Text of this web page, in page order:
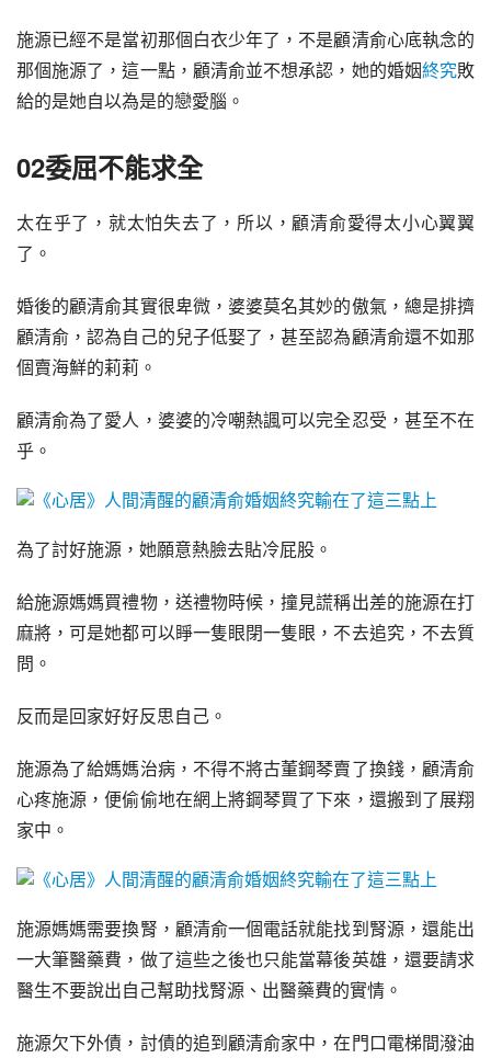
施源已經不是當初那個白衣少年了，不是顧清俞心底執念的
那個施源了，這一點，顧清俞並不想承認，她的婚姻終究敗
給的是她自以為是的戀愛腦。
02委屈不能求全
太在乎了，就太怕失去了，所以，顧清俞愛得太小心翼翼
了。
婚後的顧清俞其實很卑微，婆婆莫名其妙的傲氣，總是排擠
顧清俞，認為自己的兒子低娶了，甚至認為顧清俞還不如那
個賣海鮮的莉莉。
顧清俞為了愛人，婆婆的冷嘲熱諷可以完全忍受，甚至不在
乎。
為了討好施源，她願意熱臉去貼冷屁股。
給施源媽媽買禮物，送禮物時候，撞見謊稱出差的施源在打
麻將，可是她都可以睜一隻眼閉一隻眼，不去追究，不去質
問。
反而是回家好好反思自己。
施源為了給媽媽治病，不得不將古董鋼琴賣了換錢，顧清俞
心疼施源，便偷偷地在網上將鋼琴買了下來，還搬到了展翔
家中。
施源媽媽需要換腎，顧清俞一個電話就能找到腎源，還能出
一大筆醫藥費，做了這些之後也只能當幕後英雄，還要請求
醫生不要說出自己幫助找腎源、出醫藥費的實情。
施源欠下外債，討債的追到顧清俞家中，在門口電梯間潑油